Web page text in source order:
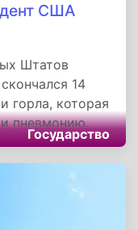
США
Штатов
14
горла, которая
пневмонию.
он
в
ликеро-
Государство